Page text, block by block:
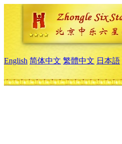
English 简体中文 繁體中文 日本語